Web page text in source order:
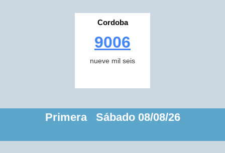
Cordoba
9006
nueve mil seis
Primera Sábado 08/08/26